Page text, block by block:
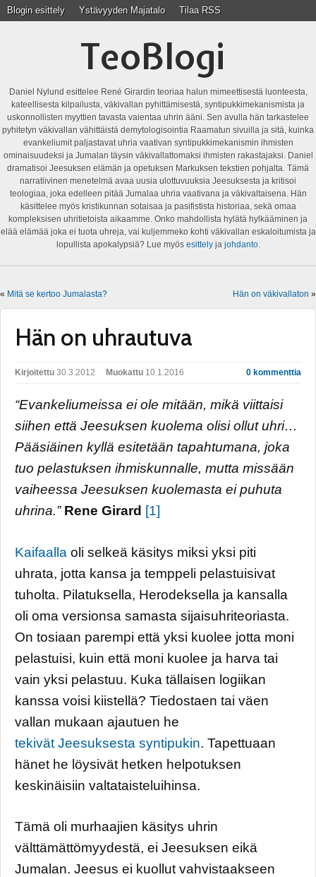
Blogin esittely Ystävyyden Majatalo Tilaa RSS
TeoBlogi
Daniel Nylund esittelee René Girardin teoriaa halun mimeettisestä luonteesta,
kateellisesta kilpailusta, väkivallan pyhittämisestä, syntipukkimekanismista ja
uskonnollisten myyttien tavasta vaientaa uhrin ääni. Sen avulla hän tarkastelee
pyhitetyn väkivallan vähittäistä demytologisointia Raamatun sivuilla ja sitä, kuinka
evankeliumit paljastavat uhria vaativan syntipukkimekanismin ihmisten
ominaisuudeksi ja Jumalan täysin väkivallattomaksi ihmisten rakastajaksi. Daniel
dramatisoi Jeesuksen elämän ja opetuksen Markuksen tekstien pohjalta. Tämä
narratiivinen menetelmä avaa uusia ulottuvuuksia Jeesuksesta ja kritisoi
teologiaa, joka edelleen pitää Jumalaa uhria vaativana ja väkivaltaisena. Hän
käsittelee myös kristikunnan sotaisaa ja pasifistista historiaa, sekä omaa
kompleksisen uhritietoista aikaamme. Onko mahdollista hylätä hylkääminen ja
elää elämää joka ei tuota uhreja, vai kuljemmeko kohti väkivallan eskaloitumista ja
lopullista apokalypsiä? Lue myös esittelyja johdanto.
« Mitä se kertoo Jumalasta? Hän on väkivallaton »
Hän on uhrautuva
0 kommenttia
Kirjoitettu 30.3.2012 Muokattu 10.1.2016
“Evankeliumeissa ei ole mitään, mikä viittaisi
siihen että Jeesuksen kuolema olisi ollut uhri…
Pääsiäinen kyllä esitetään tapahtumana, joka
tuo pelastuksen ihmiskunnalle, mutta missään
vaiheessa Jeesuksen kuolemasta ei puhuta
uhrina.” Rene Girard [1]
Kaifaalla oli selkeä käsitys miksi yksi piti
uhrata, jotta kansa ja temppeli pelastuisivat
tuholta. Pilatuksella, Herodeksella ja kansalla
oli oma versionsa samasta sijaisuhriteoriasta.
On tosiaan parempi että yksi kuolee jotta moni
pelastuisi, kuin että moni kuolee ja harva tai
vain yksi pelastuu. Kuka tällaisen logiikan
kanssa voisi kiistellä? Tiedostaen tai väen
vallan mukaan ajautuen he
tekivät Jeesuksesta syntipukin. Tapettuaan
hänet he löysivät hetken helpotuksen
keskinäisiin valtataisteluihinsa.
Tämä oli murhaajien käsitys uhrin
välttämättömyydestä, ei Jeesuksen eikä
Jumalan. Jeesus ei kuollut vahvistaakseen